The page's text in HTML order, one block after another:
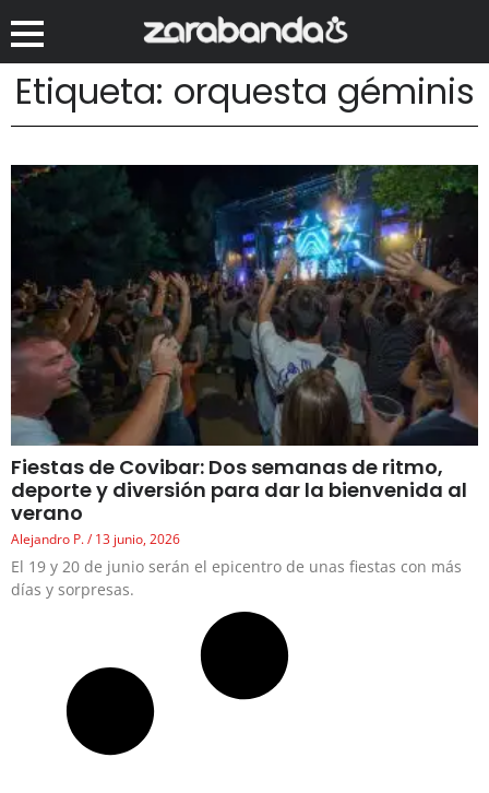
Etiqueta: orquesta géminis
Fiestas de Covibar: Dos semanas de ritmo,
deporte y diversión para dar la bienvenida al
verano
Alejandro P. 13 junio, 2026
El 19 y 20 de junio serán el epicentro de unas fiestas con más
días y sorpresas.